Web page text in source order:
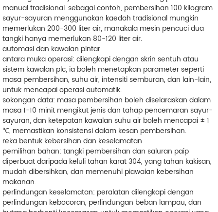
manual tradisional. sebagai contoh, pembersihan 100 kilogram
sayur-sayuran menggunakan kaedah tradisional mungkin
memerlukan 200-300 liter air, manakala mesin pencuci dua
tangki hanya memerlukan 80-120 liter air.
automasi dan kawalan pintar
antara muka operasi: dilengkapi dengan skrin sentuh atau
sistem kawalan plc, ia boleh menetapkan parameter seperti
masa pembersihan, suhu air, intensiti semburan, dan lain-lain,
untuk mencapai operasi automatik.
sokongan data: masa pembersihan boleh diselaraskan dalam
masa 1-10 minit mengikut jenis dan tahap pencemaran sayur-
sayuran, dan ketepatan kawalan suhu air boleh mencapai ± 1
℃, memastikan konsistensi dalam kesan pembersihan.
reka bentuk kebersihan dan keselamatan
pemilihan bahan: tangki pembersihan dan saluran paip
diperbuat daripada keluli tahan karat 304, yang tahan kakisan,
mudah dibersihkan, dan memenuhi piawaian kebersihan
makanan.
perlindungan keselamatan: peralatan dilengkapi dengan
perlindungan kebocoran, perlindungan beban lampau, dan